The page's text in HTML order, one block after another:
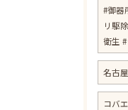
#御器
リ駆
衛生
名古屋
コバエ